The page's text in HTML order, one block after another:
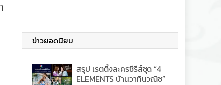
ข่าวยอดนิยม
สรุป เรตติ้งละครซีรีส์ชุด “4
ELEMENTS บ้านวาทินวณิช”